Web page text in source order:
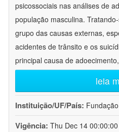
psicossociais nas análises de
população masculina.
grupo das causas externas,
acidentes de trânsito e os
principal causa de
leia
Instituição/UF/País:
Vigência: Thu Dec 14